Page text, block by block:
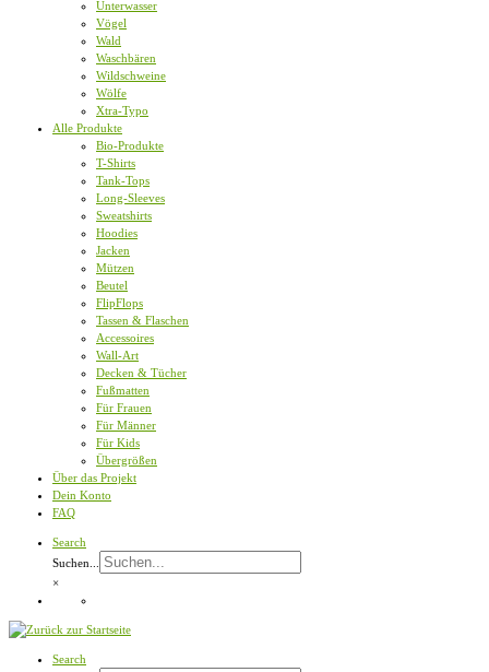
Unterwasser
Vögel
Wald
Waschbären
Wildschweine
Wölfe
Xtra-Typo
Alle Produkte
Bio-Produkte
T-Shirts
Tank-Tops
Long-Sleeves
Sweatshirts
Hoodies
Jacken
Mützen
Beutel
FlipFlops
Tassen & Flaschen
Accessoires
Wall-Art
Decken & Tücher
Fußmatten
Für Frauen
Für Männer
Für Kids
Übergrößen
Über das Projekt
Dein Konto
FAQ
Search
Suchen...
×
Search